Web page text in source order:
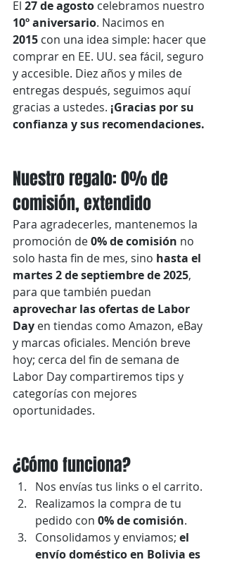
El 27 de agosto celebramos nuestro
10º aniversario. Nacimos en
2015 con una idea simple: hacer que
comprar en EE. UU. sea fácil, seguro
y accesible. Diez años y miles de
entregas después, seguimos aquí
gracias a ustedes. ¡Gracias por su
confianza y sus recomendaciones.
Nuestro regalo: 0% de
comisión, extendido
Para agradecerles, mantenemos la
promoción de 0% de comisión no
solo hasta fin de mes, sino hasta el
martes 2 de septiembre de 2025,
para que también puedan
aprovechar las ofertas de Labor
Day en tiendas como Amazon, eBay
y marcas oficiales. Mención breve
hoy; cerca del fin de semana de
Labor Day compartiremos tips y
categorías con mejores
oportunidades.
¿Cómo funciona?
Nos envías tus links o el carrito.
Realizamos la compra de tu
pedido con 0% de comisión.
Consolidamos y enviamos; el
envío doméstico en Bolivia es